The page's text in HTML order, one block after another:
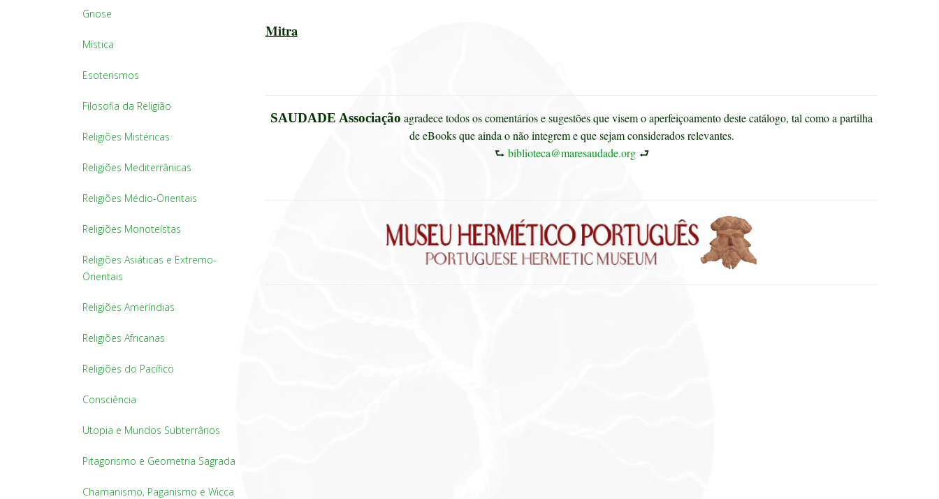
Gnose
Mística
Esoterismos
Filosofia da Religião
Religiões Mistéricas
Religiões Mediterrânicas
Religiões Médio-Orientais
Religiões Monoteístas
Religiões Asiáticas e Extremo-
Orientais
Religiões Ameríndias
Religiões Africanas
Religiões do Pacífico
Consciência
Utopia e Mundos Subterrânos
Pitagorismo e Geometria Sagrada
Chamanismo, Paganismo e Wicca
Mitra
SAUDADE Associação agradece todos os comentários e sugestões que visem o aperfeiçoamento deste catálogo, tal como a partilha
de eBooks que ainda o não integrem e que sejam considerados relevantes.
⮑ biblioteca@maresaudade.org⮐